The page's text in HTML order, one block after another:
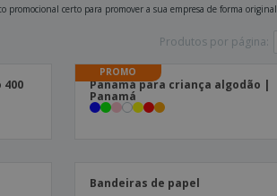
promocional certo para promover a sua empresa de forma original.
Produtos por página:
PROMO
Panamá para criança algodão |
Panamá
Bandeiras de papel